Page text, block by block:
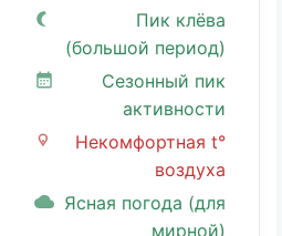
Пик клёва
(большой период)
Сезонный пик
активности
Некомфортная t°
воздуха
Ясная погода (для
мирной)